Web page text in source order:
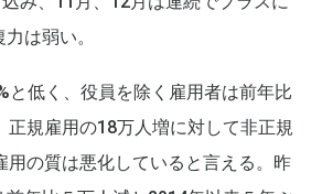
は弱い。
と低く、役員を除く雇用者は前年比
正規雇用の18万人増に対して非正規
用の質は悪化していると言える。昨